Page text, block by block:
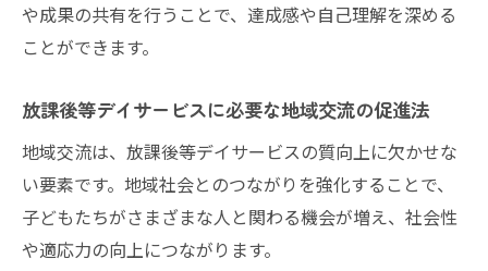
や成果の共有を行うことで、達成感や自己理解を深める
ことができます。
放課後等デイサービスに必要な地域交流の促進法
地域交流は、放課後等デイサービスの質向上に欠かせな
い要素です。地域社会とのつながりを強化することで、
子どもたちがさまざまな人と関わる機会が増え、社会性
や適応力の向上につながります。